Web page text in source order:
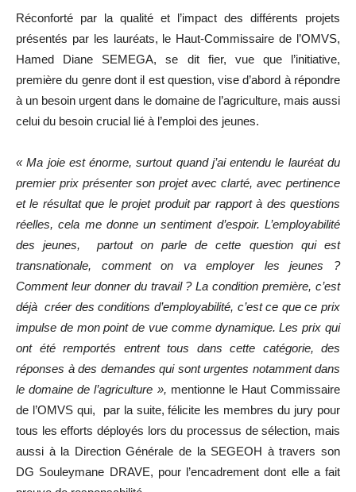
Réconforté par la qualité et l’impact des différents projets
présentés par les lauréats, le Haut-Commissaire de l’OMVS,
Hamed Diane SEMEGA, se dit fier, vue que l’initiative,
première du genre dont il est question, vise d’abord à répondre
à un besoin urgent dans le domaine de l’agriculture, mais aussi
celui du besoin crucial lié à l’emploi des jeunes.
« Ma joie est énorme, surtout quand j’ai entendu le lauréat du
premier prix présenter son projet avec clarté, avec pertinence
et le résultat que le projet produit par rapport à des questions
réelles, cela me donne un sentiment d’espoir. L’employabilité
des jeunes, partout on parle de cette question qui est
transnationale, comment on va employer les jeunes ?
Comment leur donner du travail ? La condition première, c’est
déjà créer des conditions d’employabilité, c’est ce que ce prix
impulse de mon point de vue comme dynamique. Les prix qui
ont été remportés entrent tous dans cette catégorie, des
réponses à des demandes qui sont urgentes notamment dans
le domaine de l’agriculture », mentionne le Haut Commissaire
de l’OMVS qui, par la suite, félicite les membres du jury pour
tous les efforts déployés lors du processus de sélection, mais
aussi à la Direction Générale de la SEGEOH à travers son
DG Souleymane DRAVE, pour l’encadrement dont elle a fait